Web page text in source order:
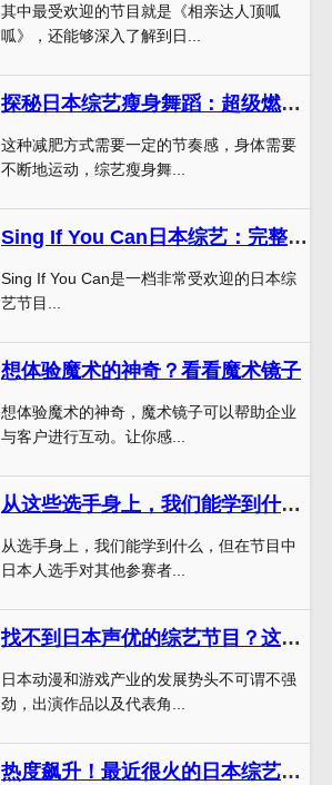
其中最受欢迎的节目就是《相亲达人顶呱
呱》，还能够深入了解到日...
探秘日本综艺瘦身舞蹈：超级燃起来的减肥方式
这种减肥方式需要一定的节奏感，身体需要
不断地运动，综艺瘦身舞...
Sing If You Can日本综艺：完整版高清资源在哪里看？
Sing If You Can是一档非常受欢迎的日本综
艺节目...
想体验魔术的神奇？看看魔术镜子
想体验魔术的神奇，魔术镜子可以帮助企业
与客户进行互动。让你感...
从这些选手身上，我们能学到什么？日本综艺寻找全世界的日本人
从选手身上，我们能学到什么，但在节目中
日本人选手对其他参赛者...
找不到日本声优的综艺节目？这些网站能帮你
日本动漫和游戏产业的发展势头不可谓不强
劲，出演作品以及代表角...
热度飙升！最近很火的日本综艺有哪些推荐？